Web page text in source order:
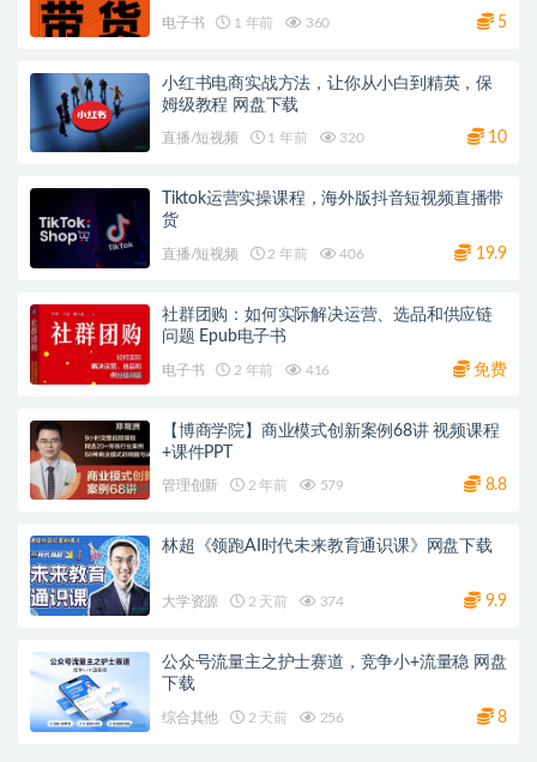
电子书 1 年前 360 5
小红书电商实战方法，让你从小白到精英，保
姆级教程 网盘下载
直播/短视频 1 年前 320 10
Tiktok运营实操课程，海外版抖音短视频直播带
货
直播/短视频 2 年前 406 19.9
社群团购：如何实际解决运营、选品和供应链
问题 Epub电子书
电子书 2 年前 416 免费
【博商学院】商业模式创新案例68讲 视频课程
+课件PPT
管理创新 2 年前 579 8.8
林超《领跑AI时代未来教育通识课》网盘下载
大学资源 2 天前 374 9.9
公众号流量主之护士赛道，竞争小+流量稳 网盘
下载
综合其他 2 天前 256 8